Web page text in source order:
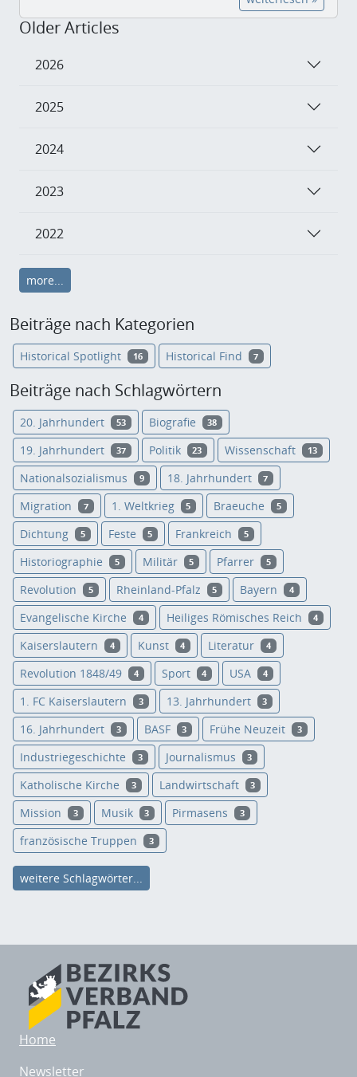
Older Articles
2026
2025
2024
2023
2022
more...
Beiträge nach Kategorien
Historical Spotlight 16 Historical Find 7
Beiträge nach Schlagwörtern
20. Jahrhundert 53 Biografie 38
19. Jahrhundert 37 Politik 23 Wissenschaft 13
Nationalsozialismus 9 18. Jahrhundert 7
Migration 7 1. Weltkrieg 5 Braeuche 5
Dichtung 5 Feste 5 Frankreich 5
Historiographie 5 Militär 5 Pfarrer 5
Revolution 5 Rheinland-Pfalz 5 Bayern 4
Evangelische Kirche 4 Heiliges Römisches Reich 4
Kaiserslautern 4 Kunst 4 Literatur 4
Revolution 1848/49 4 Sport 4 USA 4
1. FC Kaiserslautern 3 13. Jahrhundert 3
16. Jahrhundert 3 BASF 3 Frühe Neuzeit 3
Industriegeschichte 3 Journalismus 3
Katholische Kirche 3 Landwirtschaft 3
Mission 3 Musik 3 Pirmasens 3
französische Truppen 3
weitere Schlagwörter...
Home
Newsletter